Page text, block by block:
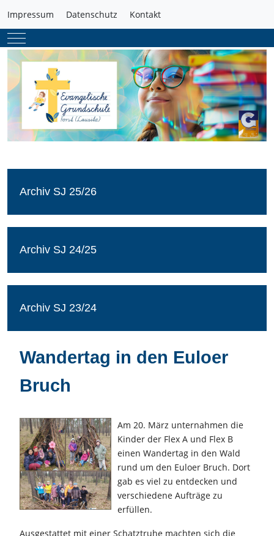
Impressum Datenschutz
Kontakt
Mobile Menu Toggle
Archiv SJ 25/26
Archiv SJ 24/25
Archiv SJ 23/24
Wandertag in den Euloer
Bruch
Am 20. März unternahmen die
Kinder der Flex A und Flex B
einen Wandertag in den Wald
rund um den Euloer Bruch. Dort
gab es viel zu entdecken und
verschiedene Aufträge zu
erfüllen.
Ausgestattet mit einer Schatztruhe machten sich die